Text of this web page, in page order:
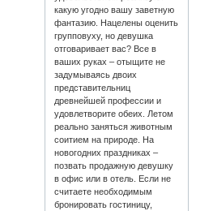
какую угодно вашу заветную
фантазию. Нацелены оценить
групповуху, но девушка
отговаривает вас? Все в
ваших руках – отыщите не
задумываясь двоих
представительниц
древнейшей профессии и
удовлетворите обеих. Летом
реально заняться животным
соитием на природе. На
новогодних праздниках –
позвать продажную девушку
в офис или в отель. Если не
считаете необходимым
бронировать гостиницу,